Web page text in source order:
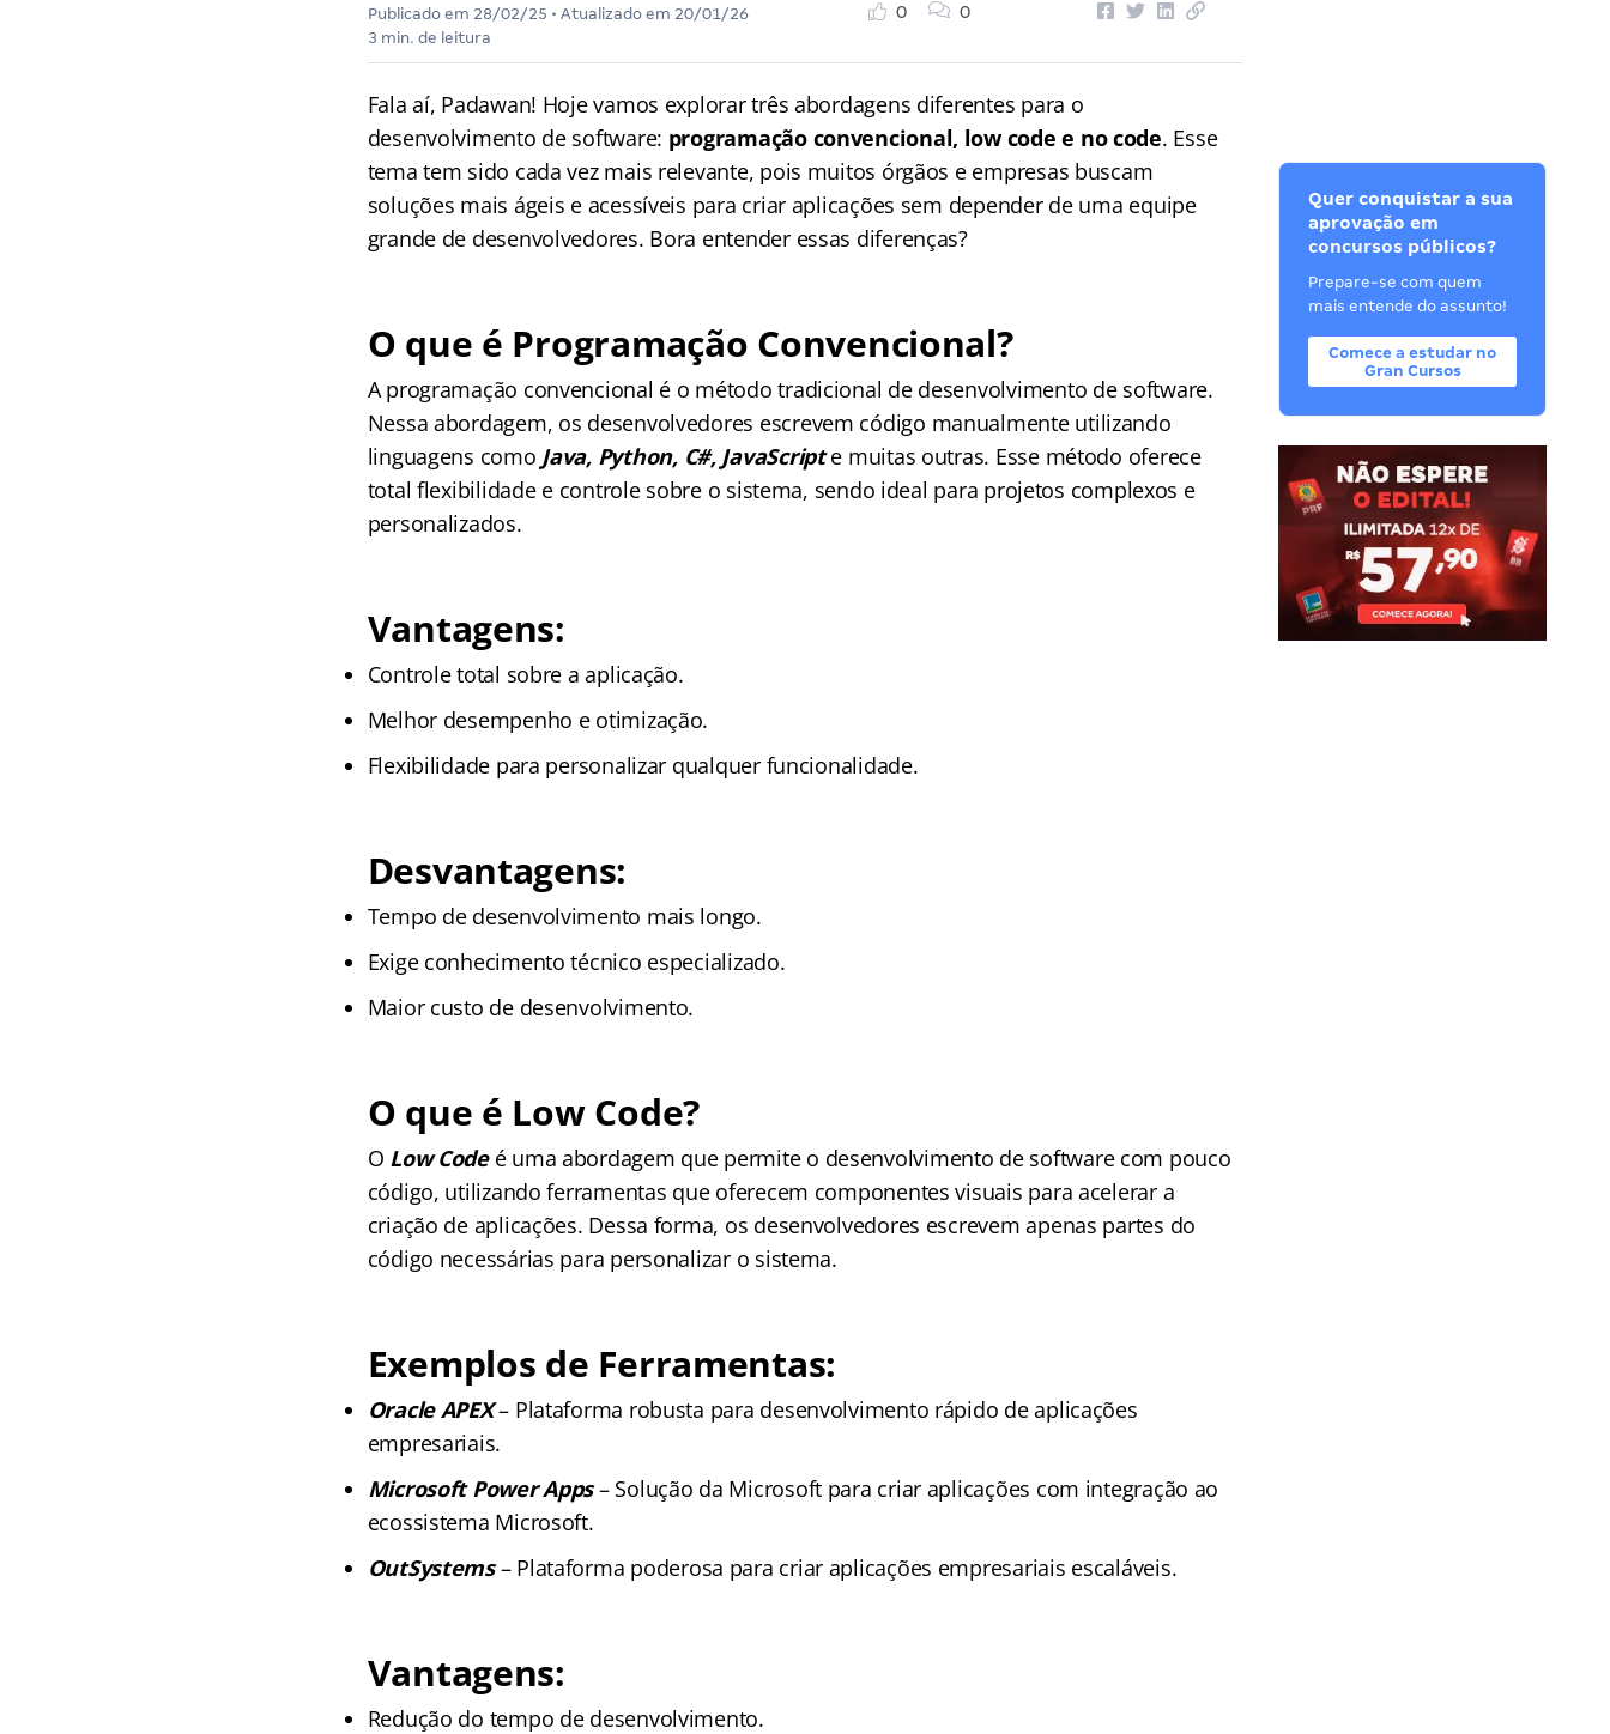
Publicado em 28/02/25 • Atualizado em 20/01/26
3 min. de leitura
0 0
Fala aí, Padawan! Hoje vamos explorar três abordagens diferentes para o
desenvolvimento de software: programação convencional, low code e no code. Esse
tema tem sido cada vez mais relevante, pois muitos órgãos e empresas buscam
soluções mais ágeis e acessíveis para criar aplicações sem depender de uma equipe
grande de desenvolvedores. Bora entender essas diferenças?
O que é Programação Convencional?
A programação convencional é o método tradicional de desenvolvimento de software.
Nessa abordagem, os desenvolvedores escrevem código manualmente utilizando
linguagens como Java, Python, C#, JavaScripte muitas outras. Esse método oferece
total flexibilidade e controle sobre o sistema, sendo ideal para projetos complexos e
personalizados.
Vantagens:
Controle total sobre a aplicação.
Melhor desempenho e otimização.
Flexibilidade para personalizar qualquer funcionalidade.
Desvantagens:
Tempo de desenvolvimento mais longo.
Exige conhecimento técnico especializado.
Maior custo de desenvolvimento.
O que é Low Code?
O Low Code é uma abordagem que permite o desenvolvimento de software com pouco
código, utilizando ferramentas que oferecem componentes visuais para acelerar a
criação de aplicações. Dessa forma, os desenvolvedores escrevem apenas partes do
código necessárias para personalizar o sistema.
Exemplos de Ferramentas:
Oracle APEX– Plataforma robusta para desenvolvimento rápido de aplicações
empresariais.
Microsoft Power Apps– Solução da Microsoft para criar aplicações com integração ao
ecossistema Microsoft.
OutSystems– Plataforma poderosa para criar aplicações empresariais escaláveis.
Vantagens:
Redução do tempo de desenvolvimento.
Quer conquistar a sua
aprovação em
concursos públicos?
Prepare-se com quem
mais entende do assunto!
Comece a estudar no
Gran Cursos